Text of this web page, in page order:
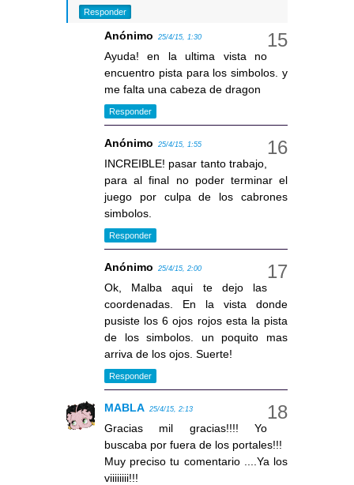
Responder
Anónimo 25/4/15, 1:30
Ayuda! en la ultima vista no
encuentro pista para los simbolos. y
me falta una cabeza de dragon
Responder
Anónimo 25/4/15, 1:55
INCREIBLE! pasar tanto trabajo,
para al final no poder terminar el
juego por culpa de los cabrones
simbolos.
Responder
Anónimo 25/4/15, 2:00
Ok, Malba aqui te dejo las
coordenadas. En la vista donde
pusiste los 6 ojos rojos esta la pista
de los simbolos. un poquito mas
arriva de los ojos. Suerte!
Responder
MABLA 25/4/15, 2:13
Gracias mil gracias!!!! Yo
buscaba por fuera de los portales!!!
Muy preciso tu comentario ....Ya los
viiiiiiii!!!